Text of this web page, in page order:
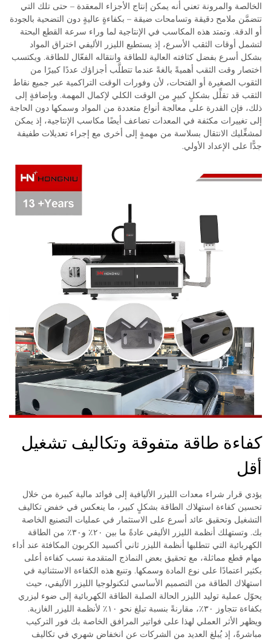
الخالصة والمرونة تعني أنه يمكن إنتاج الأجزاء المعقدة – حتى تلك التي
تتضمَّن ملامح دقيقة وتسامحات ضيقة – بكفاءةٍ عاليةٍ دون التضحية بالجودة
أو الدقة. وتمتد هذه المكاسب في الإنتاجية لما وراء سرعة القطع البحتة
لتشمل أوقات الثقب الأسرع، إذ يستطيع الليزر الأليفي اختراق المواد
بشكل أسرع بفضل كثافته العالية للطاقة وانتقاله الفعّال للطاقة. ويكتسب
اختصار وقت الثقب أهميةً بالغةً عندما تتطلَّب أجزاؤك عددًا كبيرًا من
الثقوب الصغيرة أو الفتحات، لأن وفورات الوقت التراكمية عبر جميع نقاط
الثقب قد تقلِّل بشكلٍ كبيرٍ من الوقت الكلي لإكمال المهمة. وبإضافةٍ إلى
ذلك، فإن القدرة على معالجة أنواع متعددة من المواد وسمكها دون الحاجة
إلى تغييرات مكثفة في المعدات تضاعف أيضًا مكاسب الإنتاجية، إذ يمكن
لمشغِّليك الانتقال بسلاسة من مهمةٍ إلى أخرى مع إجراء تعديلات طفيفة
جدًّا على الإعداد الأولي.
كفاءة طاقة متفوقة وتكاليف تشغيل
أقل
يؤدي قرار شراء معدات الليزر الأليافية إلى فوائد مالية كبيرة من خلال
تحسين كفاءة استهلاك الطاقة بشكلٍ كبير، ما ينعكس في خفض تكاليف
التشغيل وتحقيق عائد أسرع على الاستثمار في عمليات التصنيع الخاصة
بك. وتستهلك أنظمة الليزر الأليفي عادةً ما بين ٢٠٪ و٣٠٪ من الطاقة
الكهربائية التي تتطلبها أنظمة الليزر ثاني أكسيد الكربون المكافئة عند أداء
مهام قطع مماثلة، مع تحقيق بعض النماذج المتقدمة نسب كفاءة أعلى
بكثير اعتمادًا على نوع المادة وسمكها. وتنبع هذه الكفاءة الاستثنائية في
استهلاك الطاقة من التصميم الأساسي لتكنولوجيا الليزر الأليفي، حيث
يحوّل عملية توليد الليزر الحالة الصلبة الطاقة الكهربائية إلى ضوء ليزري
بكفاءة تتجاوز ٣٠٪، مقارنةً بنسبة تبلغ نحو ١٠٪ لأنظمة الليزر الغازية.
ويظهر الأثر العملي لهذا على فواتير المرافق الخاصة بك فور التركيب
مباشرةً، إذ يُبلغ العديد من الشركات عن انخفاض شهري في تكاليف